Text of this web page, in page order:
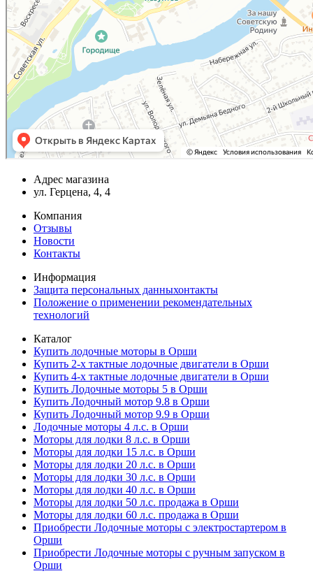
Адрес магазина
ул. Герцена, 4, 4
Компания
Отзывы
Новости
Контакты
Информация
Защита персональных данныхонтакты
Положение о применении рекомендательных
технологий
Каталог
Купить лодочные моторы в Орши
Купить 2-х тактные лодочные двигатели в Орши
Купить 4-х тактные лодочные двигатели в Орши
Купить Лодочные моторы 5 в Орши
Купить Лодочный мотор 9.8 в Орши
Купить Лодочный мотор 9.9 в Орши
Лодочные моторы 4 л.с. в Орши
Моторы для лодки 8 л.с. в Орши
Моторы для лодки 15 л.с. в Орши
Моторы для лодки 20 л.с. в Орши
Моторы для лодки 30 л.с. в Орши
Моторы для лодки 40 л.с. в Орши
Моторы для лодки 50 л.с. продажа в Орши
Моторы для лодки 60 л.с. продажа в Орши
Приобрести Лодочные моторы с электростартером в
Орши
Приобрести Лодочные моторы с ручным запуском в
Орши